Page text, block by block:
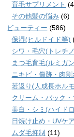
育毛サプリメント
その他髪の悩み (6)
ビューティー (586)
保湿(ヒルドイド等)
シワ・毛穴(トレチ
まつ毛育毛(ルミガ
ニキビ・傷跡・肉割
若返り(人成長ホル
クリーム・パック・
美白・シミ(ハイド
日焼け止め・UVケア
ムダ毛抑制 (11)